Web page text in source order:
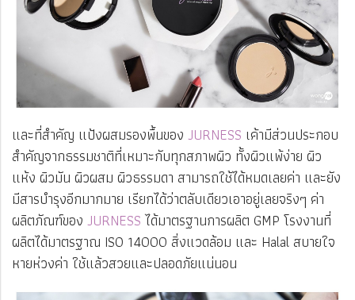
และที่สำคัญ แป้งผสมรองพื้นของ JURNESS เค้ามีส่วนประกอบ
สำคัญจากธรรมชาติที่เหมาะกับทุกสภาพผิว ทั้งผิวแพ้ง่าย ผิว
แห้ง ผิวมัน ผิวผสม ผิวธรรมดา สามารถใช้ได้หมดเลยค่า และยัง
มีสารบำรุงอีกมากมาย เรียกได้ว่าตลับเดียวเอาอยู่เลยจริงๆ ค่า
ผลิตภัณฑ์ของ JURNESS ได้มาตรฐานการผลิต GMP โรงงานที่
ผลิตได้มาตรฐาณ ISO 14000 สิ่งแวดล้อม และ Halal สบายใจ
หายห่วงค่า ใช้แล้วสวยและปลอดภัยแน่นอน